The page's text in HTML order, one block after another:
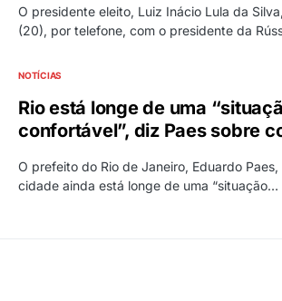
O presidente eleito, Luiz Inácio Lula da
(20), por telefone, com o presidente da
NOTÍCIAS
Rio está longe de uma
confortável”, diz Paes sobre
O prefeito do Rio de Janeiro, Eduardo Paes,
cidade ainda está longe de uma “situação…